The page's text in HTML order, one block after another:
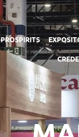
PROSPIRITS